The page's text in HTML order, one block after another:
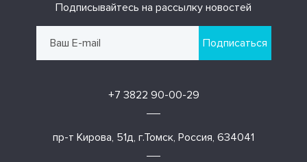
Подписывайтесь на рассылку новостей
Подписаться
+7 3822 90-00-29
пр-т Кирова, 51д, г.Томск, Россия, 634041